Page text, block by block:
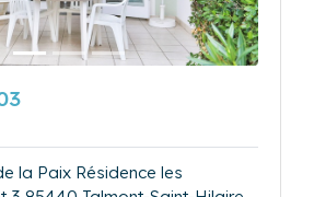
la Paix Résidence les